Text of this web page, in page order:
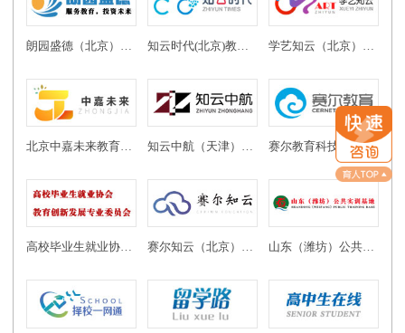
北京中嘉未来教育科技有限公司 知云中航（天津）教育科技有限公司 赛尔教育科技发展有限公司
高校毕业生就业协会教育创新发展专业委员会 赛尔知云（北京）教育科技有限公司 山东（潍坊）公共实训基地